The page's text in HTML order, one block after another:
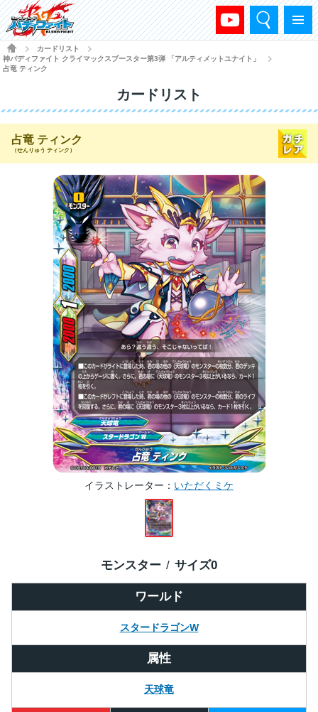
メニュー
検索
HOME
カードリスト
神バディファイト クライマックスブースター第3弾 「アルティメットユナイト」
占竜 ティンク
カードリスト
占竜 ティンク
（せんりゅう ティンク）
イラストレーター いただくミケ
ワールド
スタードラゴンW
モンスター サイズ0
属性
天球竜